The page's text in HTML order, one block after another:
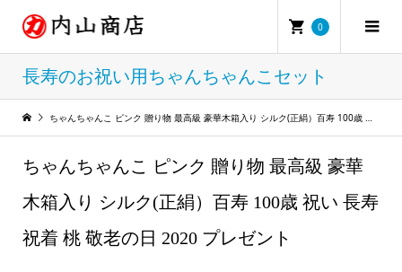
0
長寿のお祝い用ちゃんちゃんこセット
ちゃんちゃんこ ピンク 贈り物 最高級 豪華木箱入り シルク(正絹）百寿 100歳 祝い 長寿 祝着 桃 敬老の日 2020 プレゼント
ちゃんちゃんこ ピンク 贈り物 最高級 豪華
木箱入り シルク(正絹）百寿 100歳 祝い 長寿
祝着 桃 敬老の日 2020 プレゼント